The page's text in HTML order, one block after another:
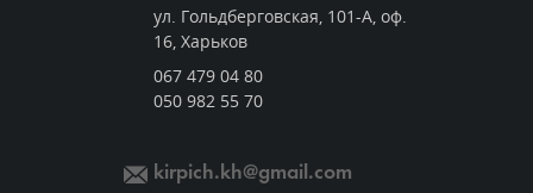
ул. Гольдберговская, 101-А, оф.
16, Харьков
067 479 04 80
050 982 55 70
kirpich.kh@gmail.com